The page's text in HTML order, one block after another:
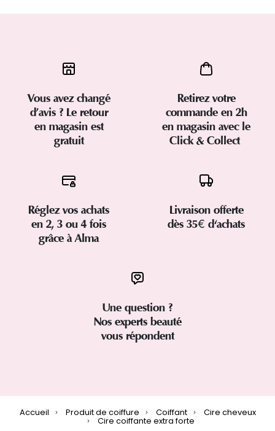
Vous avez changé
d’avis ? Le retour
en magasin est
gratuit
Retirez votre
commande en 2h
en magasin avec le
Click & Collect
Réglez vos achats
en 2, 3 ou 4 fois
grâce à Alma
Livraison offerte
dès 35€ d'achats
Une question ?
Nos experts beauté
vous répondent
Accueil Produit de coiffure Coiffant Cire cheveux
Cire coiffante extra forte